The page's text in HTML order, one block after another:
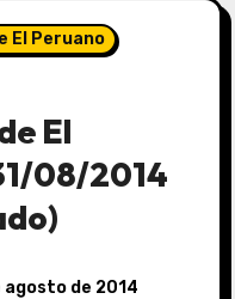
El Peruano
El
08/2014
agosto de 2014